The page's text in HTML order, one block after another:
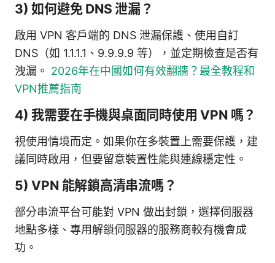
3) 如何避免 DNS 泄漏？
啟用 VPN 客戶端的 DNS 泄漏保護、使用自訂
DNS（如 1.1.1.1、9.9.9.9 等），並定期檢查是否有
洩漏。 2026年在中國如何有效翻牆？最全教程和
VPN推薦指南
4) 我需要在手機與桌面同時使用 VPN 嗎？
視使用情境而定。如果你在多裝置上需要保護，建
議同時啟用，但要留意裝置性能與連線穩定性。
5) VPN 能解鎖高清串流嗎？
部分串流平台可能對 VPN 做出封鎖，選擇伺服器
地點多樣、專用解鎖伺服器的服務商較有機會成
功。